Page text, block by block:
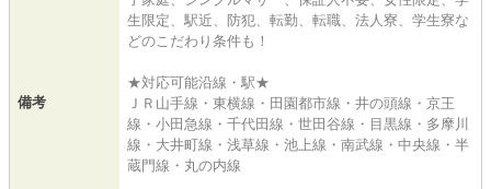
備考
生限定、駅近、防犯、転勤、転職、法人寮、学生寮な
どのこだわり条件も！
★対応可能沿線・駅★
ＪＲ山手線・東横線・田園都市線・井の頭線・京王
線・小田急線・千代田線・世田谷線・目黒線・多摩川
線・大井町線・浅草線・池上線・南武線・中央線・半
蔵門線・丸の内線